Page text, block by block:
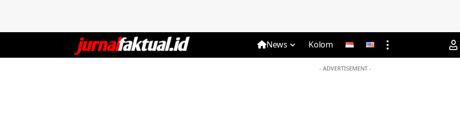
News Kolom
- ADVERTISEMENT -